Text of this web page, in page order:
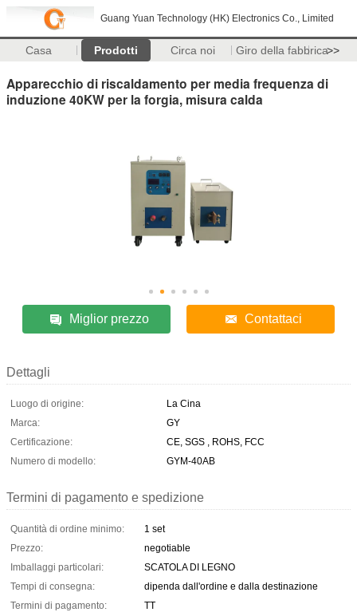
Guang Yuan Technology (HK) Electronics Co., Limited
Casa Prodotti Circa noi Giro della fabbrica>>
Apparecchio di riscaldamento per media frequenza di
induzione 40KW per la forgia, misura calda
Miglior prezzo Contattaci
Dettagli
Luogo di origine:
La Cina
Marca:
GY
Certificazione:
CE, SGS , ROHS, FCC
Numero di modello:
GYM-40AB
Termini di pagamento e spedizione
Quantità di ordine minimo:
1 set
Prezzo:
negotiable
Imballaggi particolari:
SCATOLA DI LEGNO
Tempi di consegna:
dipenda dall'ordine e dalla destinazione
Termini di pagamento:
TT